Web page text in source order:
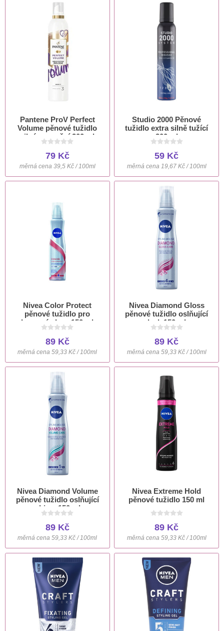
Pantene ProV Perfect
Volume pěnové tužidlo
silné zpevnění 200 ml
79 Kč
měrná cena 39,5 Kč / 100ml
Studio 2000 Pěnové
tužidlo extra silně tužící
300 ml
59 Kč
měrná cena 19,67 Kč / 100ml
Nivea Color Protect
pěnové tužidlo pro
barvené vlasy 150 ml
89 Kč
měrná cena 59,33 Kč / 100ml
Nivea Diamond Gloss
pěnové tužidlo oslňující
lesk 150 ml
89 Kč
měrná cena 59,33 Kč / 100ml
Nivea Diamond Volume
pěnové tužidlo oslňující
objem 150 ml
89 Kč
měrná cena 59,33 Kč / 100ml
Nivea Extreme Hold
pěnové tužidlo 150 ml
89 Kč
měrná cena 59,33 Kč / 100ml